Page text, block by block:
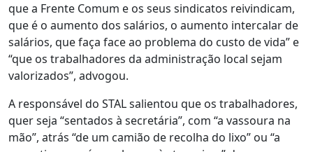
que a Frente Comum e os seus sindicatos reivindicam,
que é o aumento dos salários, o aumento intercalar de
salários, que faça face ao problema do custo de vida” e
“que os trabalhadores da administração local sejam
valorizados”, advogou.
A responsável do STAL salientou que os trabalhadores,
quer seja “sentados à secretária”, com “a vassoura na
mão”, atrás “de um camião de recolha do lixo” ou “a